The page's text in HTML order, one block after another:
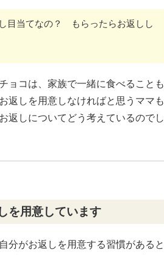
目当てなの？ もらったらお返しし
ョコは、家族で一緒に食べることも
返しを用意しなければと思うママも
返しについてどう考えているのでし
を用意しています
分がお返しを用意する習慣があると